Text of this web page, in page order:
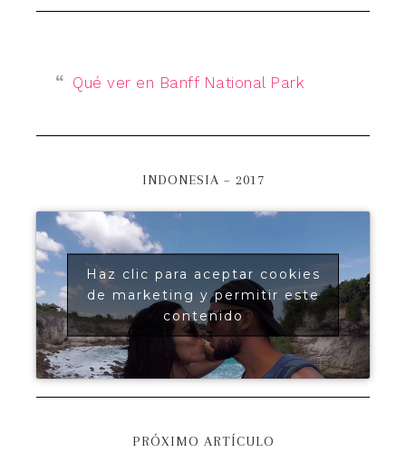
Qué ver en Banff National Park
INDONESIA – 2017
Haz clic para aceptar cookies
de marketing y permitir este
contenido
PRÓXIMO ARTÍCULO